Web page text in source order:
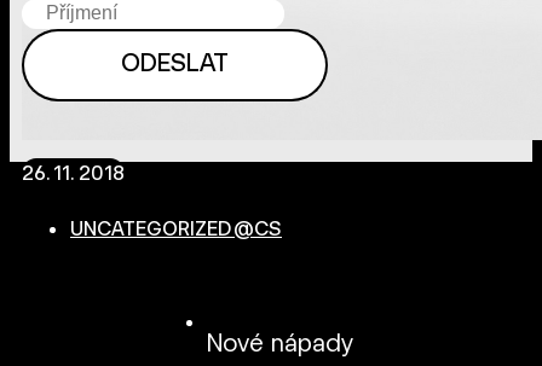
26. 11. 2018
UNCATEGORIZED @CS
Nové nápady